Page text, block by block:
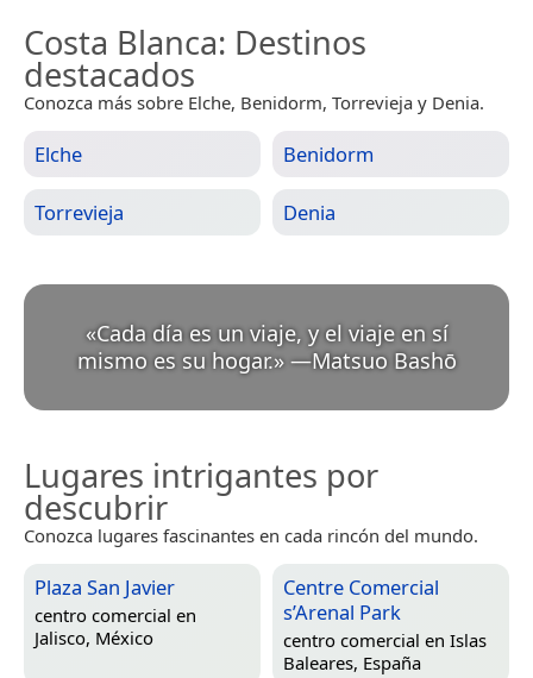
Costa Blanca: Destinos
destacados
Conozca más sobre Elche, Benidorm, Torrevieja y Denia.
Elche Benidorm
Torrevieja Denia
«Cada día es un viaje, y el viaje en sí
mismo es su hogar.» —Matsuo Bashō
Lugares intrigantes por
descubrir
Conozca lugares fascinantes en cada rincón del mundo.
Plaza San Javier
centro comercial en
Jalisco, México
Centre Comercial
s’Arenal Park
centro comercial en Islas
Baleares, España